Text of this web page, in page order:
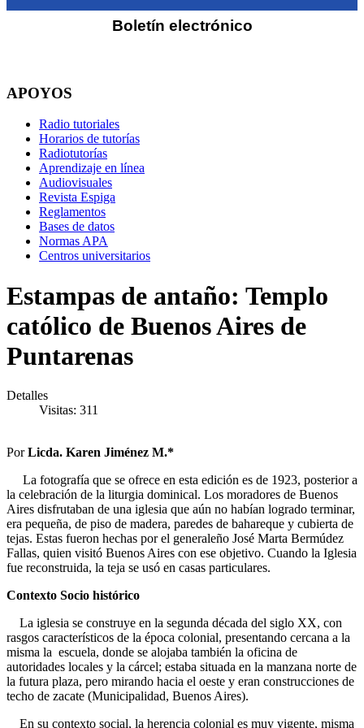
Boletín electrónico
APOYOS
Radio tutoriales
Horarios de tutorías
Radiotutorías
Aprendizaje en línea
Audiovisuales
Revista Espiga
Reglamentos
Bases de datos
Normas APA
Centros universitarios
Estampas de antaño: Templo
católico de Buenos Aires de
Puntarenas
Detalles
Visitas: 311
PorLicda. Karen Jiménez M.*
La fotografía que se ofrece en esta edición es de 1923, posterior a
la celebración de la liturgia dominical. Los moradores de Buenos
Aires disfrutaban de una iglesia que aún no habían logrado terminar,
era pequeña, de piso de madera, paredes de bahareque y cubierta de
tejas. Estas fueron hechas por el generaleño José Marta Bermúdez
Fallas, quien visitó Buenos Aires con ese objetivo. Cuando la Iglesia
fue reconstruida, la teja se usó en casas particulares.
Contexto Socio histórico
La iglesia se construye en la segunda década del siglo XX, con
rasgos característicos de la época colonial, presentando cercana a la
misma la escuela, donde se alojaba también la oficina de
autoridades locales y la cárcel; estaba situada en la manzana norte de
la futura plaza, pero mirando hacia el oeste y eran construcciones de
techo de zacate (Municipalidad, Buenos Aires).
En su contexto social, la herencia colonial es muy vigente, misma